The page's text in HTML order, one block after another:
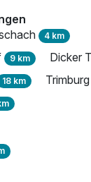
4 km
9 km Dicker
18 km Trimburg